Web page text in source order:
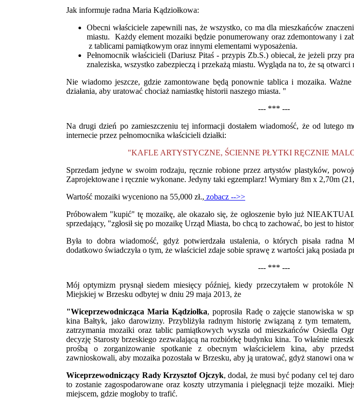
Jak informuje radna Maria Kądziołkowa:
Obecni właściciele zapewnili nas, że wszystko, co ma dla mieszkańców
miastu. Każdy element mozaiki będzie ponumerowany oraz zdemontowany i
z tablicami pamiątkowym oraz innymi elementami wyposażenia.
Pełnomocnik właścicieli (Dariusz Pitaś - przypis Zb.S.) obiecał, że jeżeli przy
znaleziska, wszystko zabezpieczą i przekażą miastu. Wygląda na to, że są otwarci
Nie wiadomo jeszcze, gdzie zamontowane będą ponownie tablica i mozaika.
działania, aby uratować chociaż namiastkę historii naszego miasta. "
--- *** ---
Na drugi dzień po zamieszczeniu tej informacji dostałem wiadomość, że od lutego
internecie przez pełnomocnika właścicieli działki:
"KAFLE ARTYSTYCZNE, ŚCIENNE PŁYTKI RĘCZNIE
Sprzedam jedyne w swoim rodzaju, ręcznie robione przez artystów plastyków,
Zaprojektowane i ręcznie wykonane. Jedyny taki egzemplarz! Wymiary 8m x 2,70m
Wartość mozaiki wyceniono na 55,000 zł., zobacz -->>
Próbowałem "kupić" tę mozaikę, ale okazało się, że ogłoszenie było już
sprzedający, "zgłosił się po mozaikę Urząd Miasta, bo chcą to zachować, bo jest to
Była to dobra wiadomość, gdyż potwierdzała ustalenia, o których pisała radna
dodatkowo świadczyła o tym, że właściciel zdaje sobie sprawę z wartości jaką posiada
--- *** ---
Mój optymizm prysnął siedem miesięcy później, kiedy przeczytałem w
Miejskiej w Brzesku odbytej w dniu 29 maja 2013, że
"Wiceprzewodnicząca Maria Kądziołka, poprosiła Radę o zajęcie stanowiska w
kina Bałtyk, jako darowizny. Przybliżyła radnym historię związaną z tym
zatrzymania mozaiki oraz tablic pamiątkowych wyszła od mieszkańców Osiedla
decyzję Starosty brzeskiego zezwalającą na rozbiórkę budynku kina. To właśnie
prośbą o zorganizowanie spotkanie z obecnym właścicielem kina, aby
zawnioskowali, aby mozaika pozostała w Brzesku, aby ją uratować, gdyż stanowi ona
Wiceprzewodniczący Rady Krzysztof Ojczyk, dodał, że musi być podany cel tej
to zostanie zagospodarowane oraz koszty utrzymania i pielęgnacji tejże mozaiki.
miejscem, gdzie mogłoby to trafić.